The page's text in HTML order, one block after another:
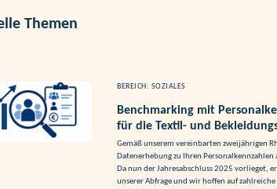
Themen
BEREICH: SOZIALES
Benchmarking mit
für die Textil- und
Gemäß unserem vereinbarten zweijährigen
Datenerhebung zu Ihren Personalkennzahlen
Da nun der Jahresabschluss 2025 vorlieget,
unserer Abfrage und wir hoffen auf zahlreiche